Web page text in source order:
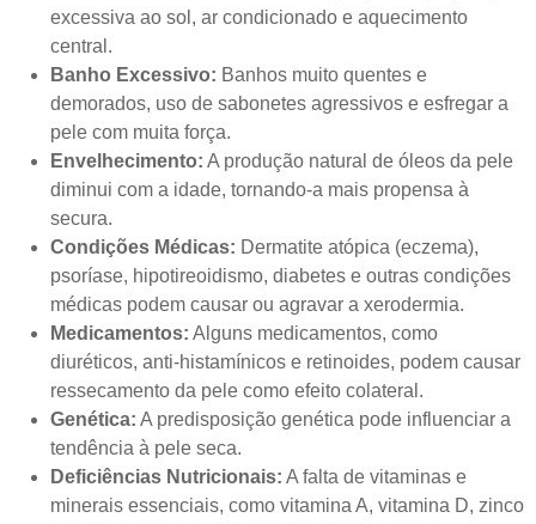
excessiva ao sol, ar condicionado e aquecimento
central.
Banho Excessivo: Banhos muito quentes e
demorados, uso de sabonetes agressivos e esfregar a
pele com muita força.
Envelhecimento: A produção natural de óleos da pele
diminui com a idade, tornando-a mais propensa à
secura.
Condições Médicas: Dermatite atópica (eczema),
psoríase, hipotireoidismo, diabetes e outras condições
médicas podem causar ou agravar a xerodermia.
Medicamentos: Alguns medicamentos, como
diuréticos, anti-histamínicos e retinoides, podem causar
ressecamento da pele como efeito colateral.
Genética: A predisposição genética pode influenciar a
tendência à pele seca.
Deficiências Nutricionais: A falta de vitaminas e
minerais essenciais, como vitamina A, vitamina D, zinco